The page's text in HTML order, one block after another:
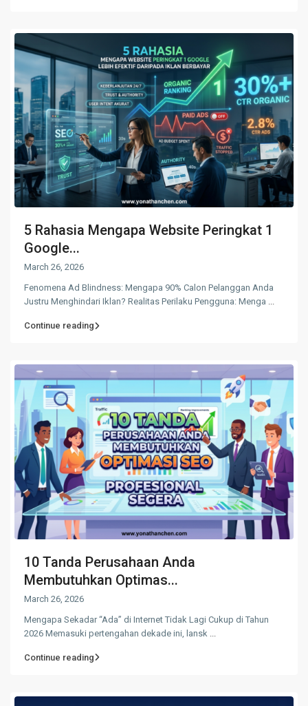
5 Rahasia Mengapa Website Peringkat 1
Google...
March 26, 2026
Fenomena Ad Blindness: Mengapa 90% Calon Pelanggan Anda
Justru Menghindari Iklan? Realitas Perilaku Pengguna: Menga ...
Continue reading
10 Tanda Perusahaan Anda
Membutuhkan Optimas...
March 26, 2026
Mengapa Sekadar “Ada” di Internet Tidak Lagi Cukup di Tahun
2026 Memasuki pertengahan dekade ini, lansk
Continue reading